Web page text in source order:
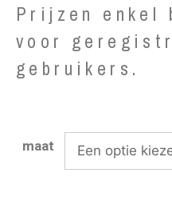
Prijzen enkel
voor
gebruikers.
maat